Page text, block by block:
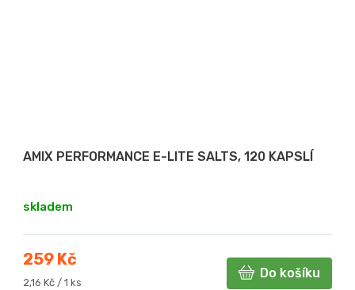
AMIX PERFORMANCE E-LITE SALTS, 120 KAPSLÍ
skladem
259 Kč
Měrná
2,16 Kč / 1 ks
Do košíku